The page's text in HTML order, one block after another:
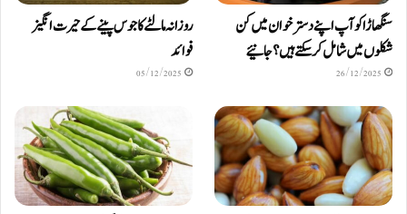
سنگھاڑا کو آپ اپنے دستر خوان میں کن
شکلوں میں شامل کرسکتے ہیں ؟ جانیئے
26/12/2025
روزانہ مالٹے کا جوس پینے کے حیرت انگیز
فوائد
05/12/2025